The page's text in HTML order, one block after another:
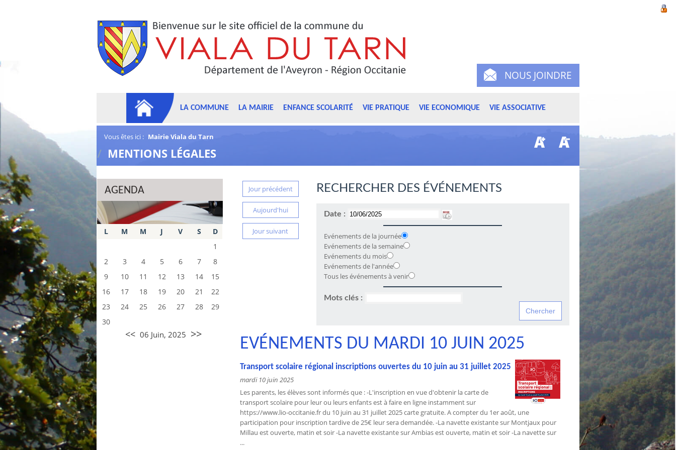
NOUS JOINDRE
LA COMMUNE LA MAIRIE ENFANCE SCOLARITÉ VIE PRATIQUE VIE ECONOMIQUE VIE ASSOCIATIVE
Vous êtes ici : Mairie Viala du Tarn
/ MENTIONS LÉGALES
AGENDA
L M M J V S
D
1
2
3 4 5 6 7
8
9
10 11 12 13 14
15
16
17 18 19 20 21
22
23
24 25 26 27 28
29
30
<< 06 Juin, 2025 >>
Jour précédent
Aujourd'hui
Jour suivant
RECHERCHER DES ÉVÉNEMENTS
Date :
Evénements de la journée
Evénements de la semaine
Evénements du mois
Evénements de l'année
Tous les événements à venir
Mots clés :
EVÉNEMENTS DU MARDI 10 JUIN 2025
Transport scolaire régional inscriptions ouvertes du 10 juin au 31 juillet 2025
mardi 10 juin 2025
Les parents, les élèves sont informés que : -L'inscription en vue d'obtenir la carte de
transport scolaire pour leur ou leurs enfants est à faire en ligne instamment sur
https://www.lio-occitanie.fr du 10 juin au 31 juillet 2025 carte gratuite. A compter du 1er août, une
participation pour inscription tardive de 25€ leur sera demandée. -La navette existante sur Montjaux pour
Millau est ouverte, matin et soir -La navette existante sur Ambias est ouverte, matin et soir -La navette sur
...